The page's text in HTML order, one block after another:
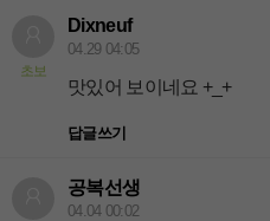
초보
Dixneuf
04.29 04:05
맛있어 보이네요 +_+
답글쓰기
공복선생
04.04 00:02